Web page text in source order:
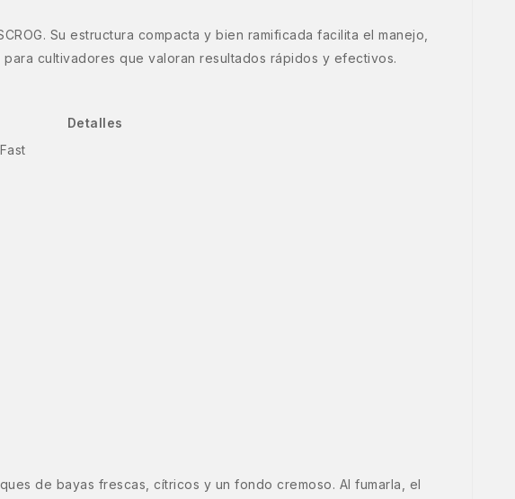
Su estructura compacta y bien ramificada facilita el manejo,
cultivadores que valoran resultados rápidos y efectivos.
Detalles
de bayas frescas, cítricos y un fondo cremoso. Al fumarla, el